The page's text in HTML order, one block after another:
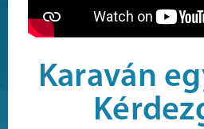
Karaván